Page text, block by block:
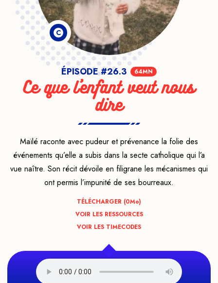
C
ÉPISODE #26.3 64MN
Ce que l’enfant veut nous
dire
Maïlé raconte avec pudeur et prévenance la folie des
événements qu’elle a subis dans la secte catholique qui l’a
vue naître. Son récit dévoile en filigrane les mécanismes qui
ont permis l’impunité de ses bourreaux.
TÉLÉCHARGER (0Mo)
VOIR LES RESSOURCES
VOIR LES TIMECODES